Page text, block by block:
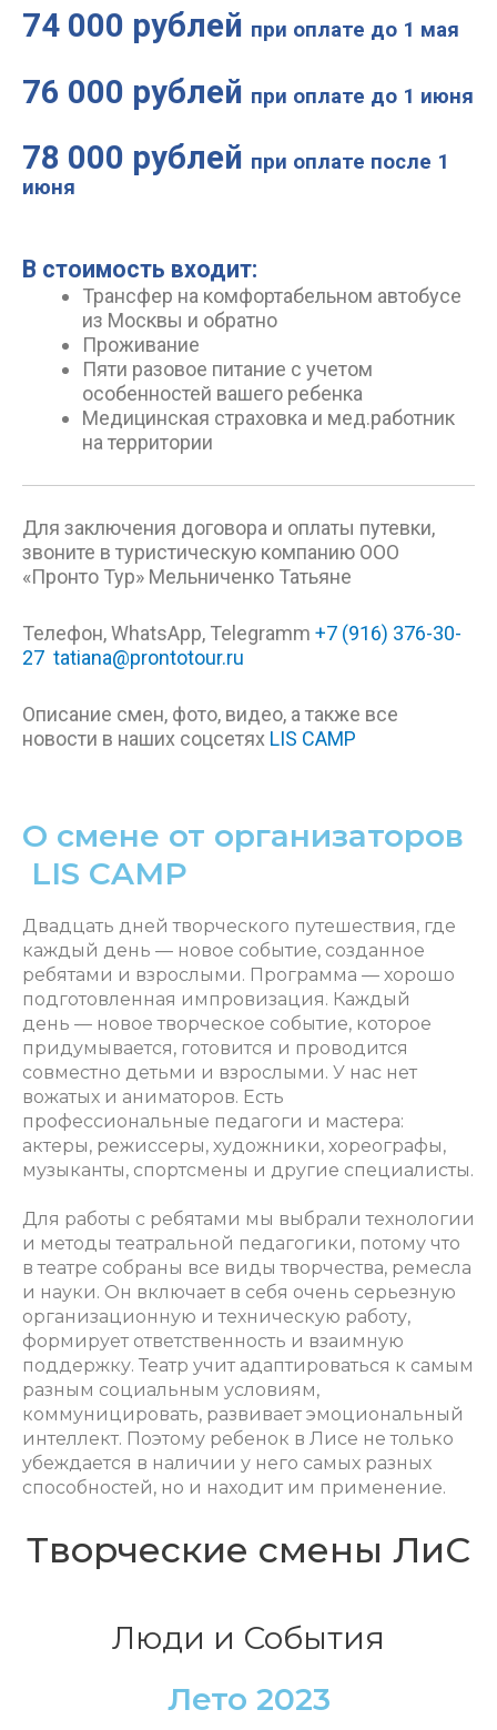
74 000 рублей при оплате до 1 мая
76 000 рублей при оплате до 1 июня
78 000 рублей при оплате после 1
июня
В стоимость входит:
Трансфер на комфортабельном автобусе
из Москвы и обратно
Проживание
Пяти разовое питание с учетом
особенностей вашего ребенка
Медицинская страховка и мед.работник
на территории
Для заключения договора и оплаты путевки,
звоните в туристическую компанию ООО
«Пронто Тур» Мельниченко Татьяне
Телефон, WhatsApp, Telegramm +7 (916) 376-30-
27 tatiana@prontotour.ru
Описание смен, фото, видео, а также все
новости в наших соцсетях LIS CAMP
О смене от организаторов
LIS CAMP
Двадцать дней творческого путешествия, где
каждый день — новое событие, созданное
ребятами и взрослыми. Программа — хорошо
подготовленная импровизация. Каждый
день — новое творческое событие, которое
придумывается, готовится и проводится
совместно детьми и взрослыми. У нас нет
вожатых и аниматоров. Есть
профессиональные педагоги и мастера:
актеры, режиссеры, художники, хореографы,
музыканты, спортсмены и другие специалисты.
Для работы с ребятами мы выбрали технологии
и методы театральной педагогики, потому что
в театре собраны все виды творчества, ремесла
и науки. Он включает в себя очень серьезную
организационную и техническую работу,
формирует ответственность и взаимную
поддержку. Театр учит адаптироваться к самым
разным социальным условиям,
коммуницировать, развивает эмоциональный
интеллект. Поэтому ребенок в Лисе не только
убеждается в наличии у него самых разных
способностей, но и находит им применение.
Творческие смены ЛиС
Люди и События
Лето 2023